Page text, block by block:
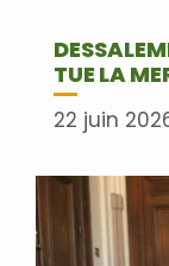
TUE LA
22 juin